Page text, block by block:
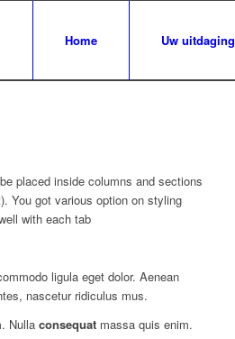
Home Uw uitdaging
placed inside columns and sections
You got various option on styling
with each tab
ligula eget dolor. Aenean
nascetur ridiculus mus.
Nulla consequat massa quis enim.